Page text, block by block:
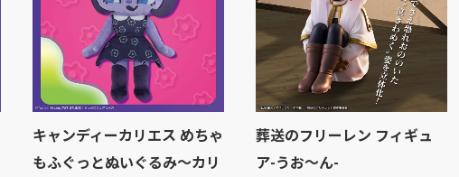
キャンディーカリエス めちゃ
もふぐっとぬいぐるみ～カリ
葬送のフリーレン フィギュ
ア-うお～ん-